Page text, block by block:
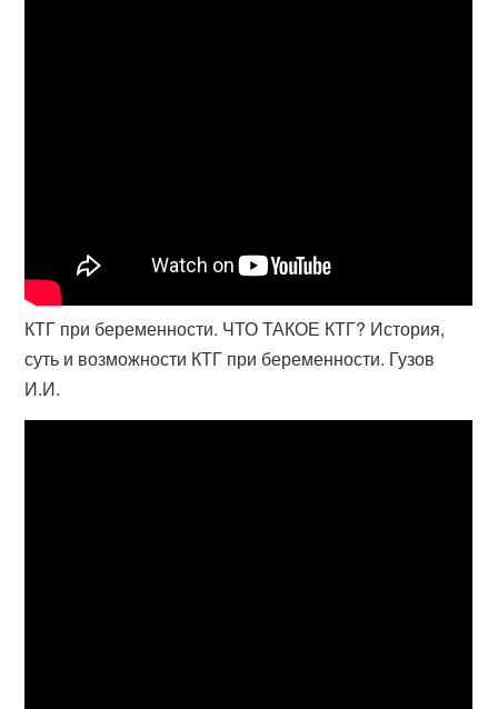
КТГ при беременности. ЧТО ТАКОЕ КТГ? История,
суть и возможности КТГ при беременности. Гузов
И.И.